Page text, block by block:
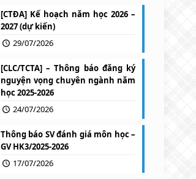
[CTĐA] Kế hoạch năm học 2026 –
2027 (dự kiến)
29/07/2026
[CLC/TCTA] – Thông báo đăng ký
nguyện vọng chuyên ngành năm
học 2025-2026
24/07/2026
Thông báo SV đánh giá môn học –
GV HK3/2025-2026
17/07/2026